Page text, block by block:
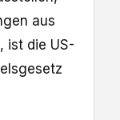
aus
ist die US-